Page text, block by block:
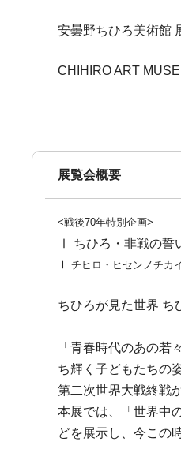
安曇野ちひろ美術館
CHIHIRO ART
展覧会概要
<戦後70年特別企画>
Ⅰ ちひろ・非戦の誓
Ⅰ チヒロ・ヒセンノチカ
ちひろが見た世界 ち
「青春時代のあの
ち輝く子どもたちの
第二次世界大戦終戦
本展では、「世界中
どを展示し、今この